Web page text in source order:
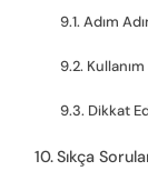
Adım
Kullanım
Dikkat
Sıkça